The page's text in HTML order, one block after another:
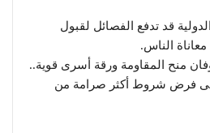
قد تدفع الفصائل لقبول
الناس.
منح المقاومة ورقة أسرى قوية..
فرض شروط أكثر صرامة من